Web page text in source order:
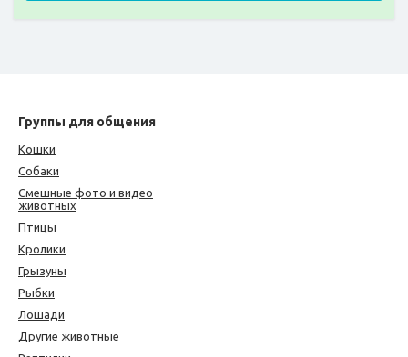
Группы для общения
Кошки
Собаки
Смешные фото и видео
животных
Птицы
Кролики
Грызуны
Рыбки
Лошади
Другие животные